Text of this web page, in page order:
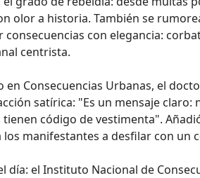
olor a historia. También se
consecuencias con elegancia:
centrista.
Consecuencias Urbanas, el
satírica: "Es un mensaje
código de vestimenta".
manifestantes a desfilar con un
día: el Instituto Nacional de